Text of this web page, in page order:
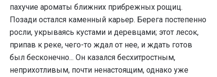
пахучие ароматы ближних прибрежных рощиц.
Позади остался каменный карьер. Берега постепенно
росли, укрываясь кустами и деревцами; этот лесок,
припав к реке, чего-то ждал от нее, и ждать готов
был бесконечно... Он казался бесхитростным,
неприхотливым, почти ненастоящим, однако уже